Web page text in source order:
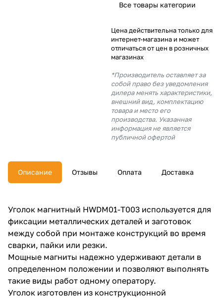
Все товары категории
Цена действительна только для
интернет-магазина и может
отличаться от цен в розничных
магазинах
*Производитель оставляет за
собой право без уведомления
дилера менять характеристики,
внешний вид, комплектацию
товара и место его
производства. Указанная
информация не является
публичной офертой
Описание Отзывы Оплата Доставка
Уголок магнитный HWDM01-T003 используется для
фиксации металлических деталей и заготовок
между собой при монтаже конструкций во время
сварки, пайки или резки.
Мощные магниты надежно удерживают детали в
определенном положении и позволяют выполнять
такие виды работ одному оператору.
Уголок изготовлен из конструкционной
% будут
с вашей карты